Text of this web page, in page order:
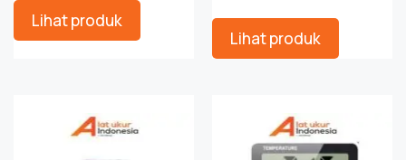
Lihat produk
Lihat produk